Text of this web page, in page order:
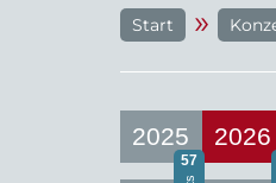
Start »
2025 2026
57